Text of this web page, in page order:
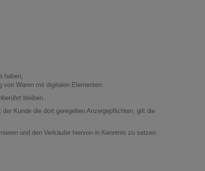
haben,
von Waren mit digitalen Elementen.
bleiben.
Kunde die dort geregelten Anzeigepflichten, gilt die
und den Verkäufer hiervon in Kenntnis zu setzen.